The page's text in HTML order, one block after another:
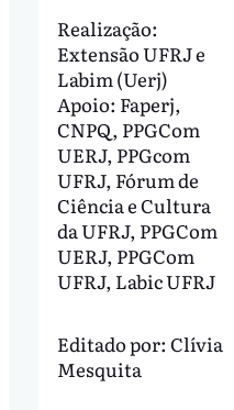
Realização:
Extensão UFRJ e
Labim (Uerj)
Apoio: Faperj,
CNPQ, PPGCom
UERJ, PPGcom
UFRJ, Fórum de
Ciência e Cultura
da UFRJ, PPGCom
UERJ, PPGCom
UFRJ, Labic UFRJ
Editado por: Clívia
Mesquita